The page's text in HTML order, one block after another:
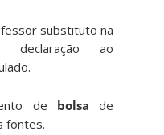
substituto na
declaração ao
de bolsa de
fontes.